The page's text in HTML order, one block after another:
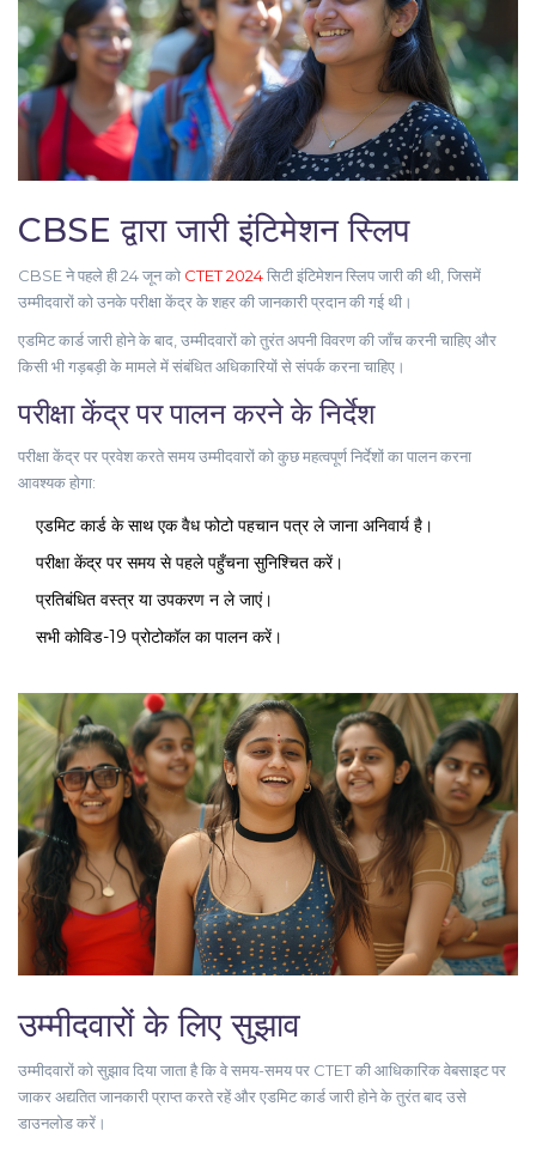
CBSE द्वारा जारी इंटिमेशन स्लिप
CBSE ने पहले ही 24 जून को CTET 2024सिटी इंटिमेशन स्लिप जारी की थी, जिसमें
उम्मीदवारों को उनके परीक्षा केंद्र के शहर की जानकारी प्रदान की गई थी।
एडमिट कार्ड जारी होने के बाद, उम्मीदवारों को तुरंत अपनी विवरण की जाँच करनी चाहिए और
किसी भी गड़बड़ी के मामले में संबंधित अधिकारियों से संपर्क करना चाहिए।
परीक्षा केंद्र पर पालन करने के निर्देश
परीक्षा केंद्र पर प्रवेश करते समय उम्मीदवारों को कुछ महत्वपूर्ण निर्देशों का पालन करना
आवश्यक होगा:
एडमिट कार्ड के साथ एक वैध फोटो पहचान पत्र ले जाना अनिवार्य है।
परीक्षा केंद्र पर समय से पहले पहुँचना सुनिश्चित करें।
प्रतिबंधित वस्त्र या उपकरण न ले जाएं।
सभी कोविड-19 प्रोटोकॉल का पालन करें।
उम्मीदवारों के लिए सुझाव
उम्मीदवारों को सुझाव दिया जाता है कि वे समय-समय पर CTET की आधिकारिक वेबसाइट पर
जाकर अद्यतित जानकारी प्राप्त करते रहें और एडमिट कार्ड जारी होने के तुरंत बाद उसे
डाउनलोड करें।